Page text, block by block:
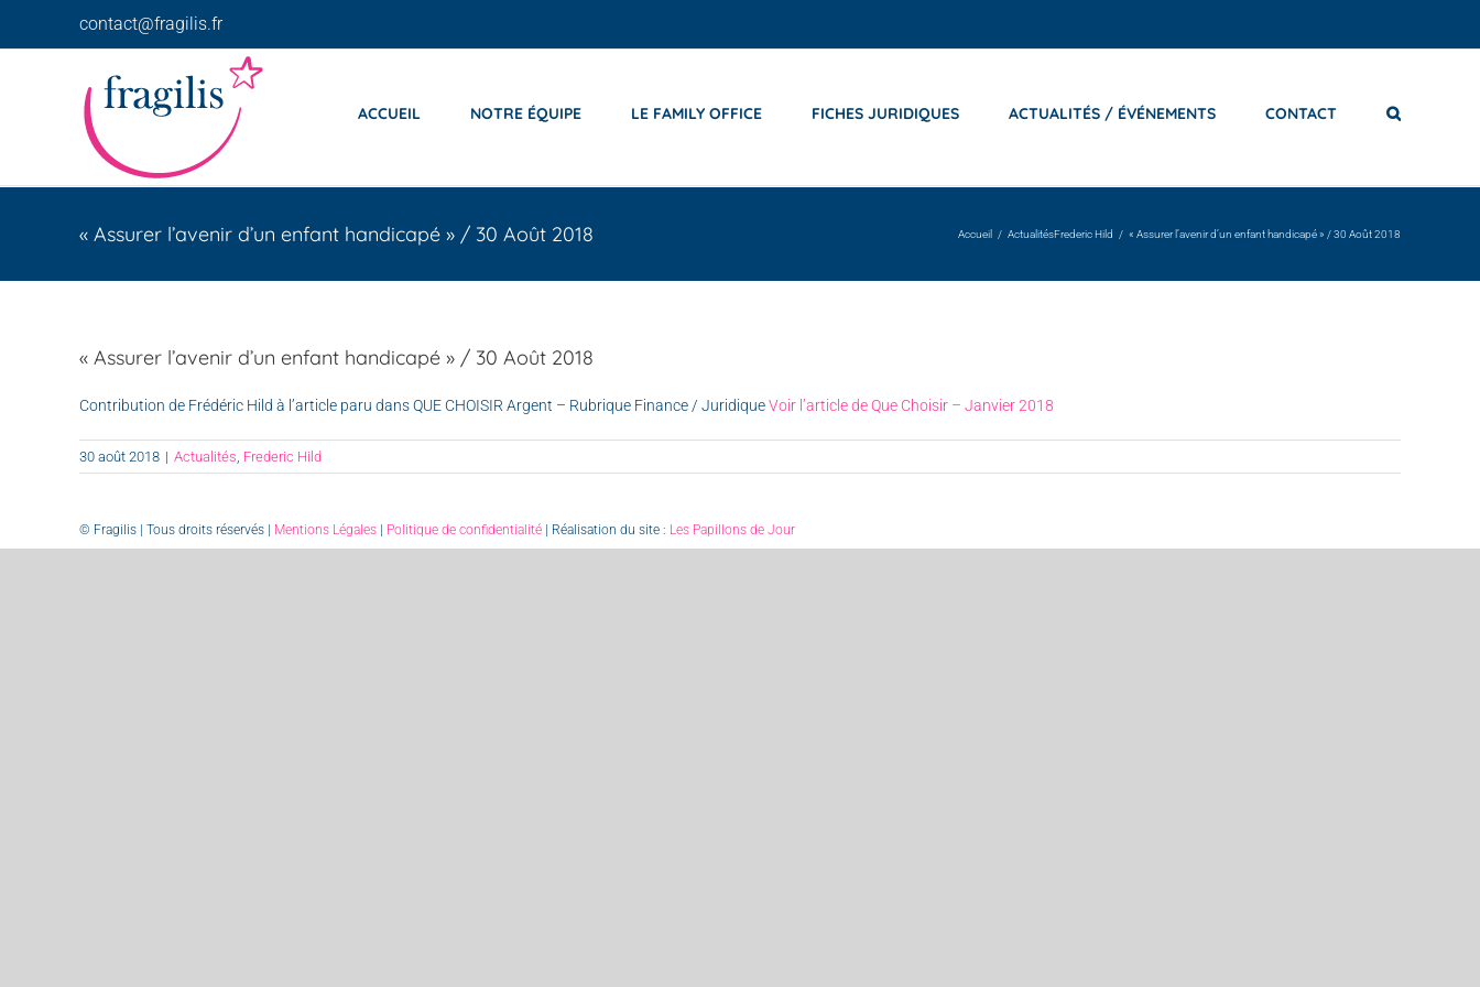
contact@fragilis.fr
ACCUEIL NOTRE ÉQUIPE LE FAMILY OFFICE FICHES JURIDIQUES ACTUALITÉS / ÉVÉNEMENTS CONTACT
« Assurer l’avenir d’un enfant handicapé » / 30 Août 2018 Accueil ActualitésFrederic Hild « Assurer l’avenir d’un enfant handicapé » / 30 Août 2018
« Assurer l’avenir d’un enfant handicapé » / 30 Août 2018
Contribution de Frédéric Hild à l’article paru dans QUE CHOISIR Argent – Rubrique Finance / JuridiqueVoir l’article de Que Choisir – Janvier 2018
30 août 2018 | Actualités Frederic Hild
© Fragilis | Tous droits réservés | Mentions Légales | Politique de confidentialité | Réalisation du site : Les Papillons de Jour